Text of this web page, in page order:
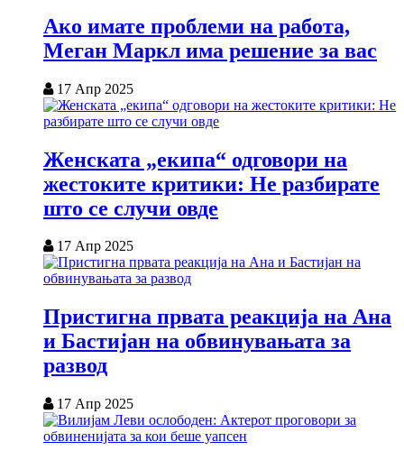
Ако имате проблеми на работа,
Меган Маркл има решение за вас
17 Апр 2025
Женската „екипа“ одговори на
жестоките критики: Не разбирате
што се случи овде
17 Апр 2025
Пристигна првата реакција на Ана
и Бастијан на обвинувањата за
развод
17 Апр 2025